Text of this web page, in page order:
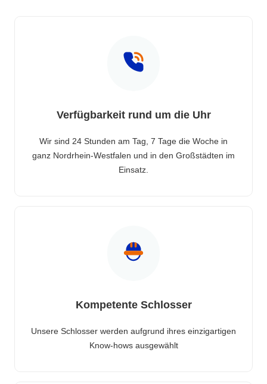
Verfügbarkeit rund um die Uhr
Wir sind 24 Stunden am Tag, 7 Tage die Woche in
ganz Nordrhein-Westfalen und in den Großstädten im
Einsatz.
Kompetente Schlosser
Unsere Schlosser werden aufgrund ihres einzigartigen
Know-hows ausgewählt